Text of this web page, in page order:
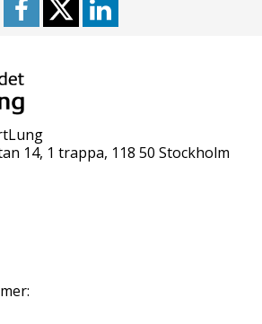
14, 1 trappa, 118 50 Stockholm